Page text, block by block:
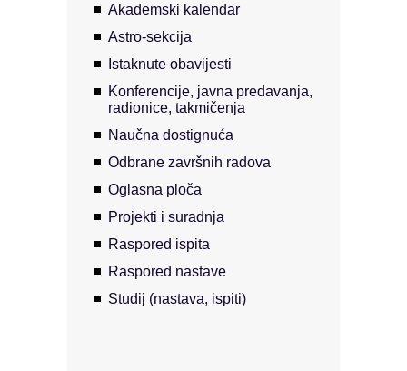
Akademski kalendar
Astro-sekcija
Istaknute obavijesti
Konferencije, javna predavanja,
radionice, takmičenja
Naučna dostignuća
Odbrane završnih radova
Oglasna ploča
Projekti i suradnja
Raspored ispita
Raspored nastave
Studij (nastava, ispiti)